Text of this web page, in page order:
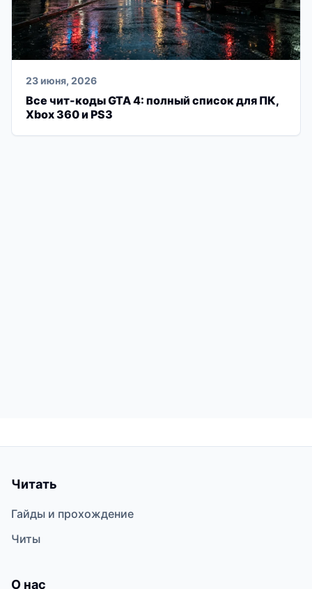
23 июня, 2026
Все чит-коды GTA 4: полный список для ПК,
Xbox 360 и PS3
Читать
Гайды и прохождение
Читы
О нас